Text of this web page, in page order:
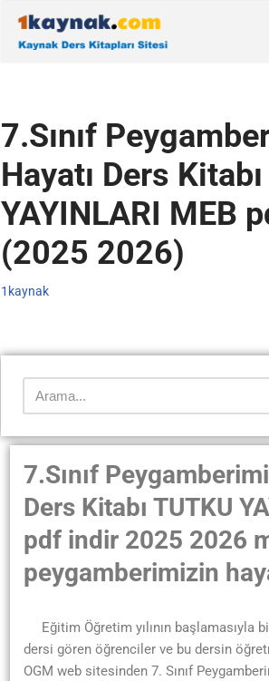
İçeriğe
7.Sınıf
Hayatı Ders
YAYINLARI MEB
(2025 2026)
1kaynak
7.Sınıf
Ders Kitabı TUTKU
pdf indir 2025 2026
peygamberimizin
Eğitim Öğretim yılının başlamasıyla
dersi gören öğrenciler ve bu dersin
OGM web sitesinden 7. Sınıf